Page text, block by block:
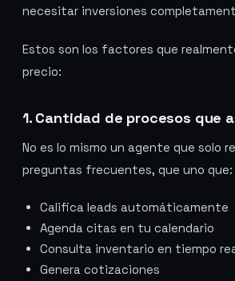
necesitar inversiones
Estos son los factores que
precio:
1. Cantidad de procesos que
No es lo mismo un agente que solo
preguntas frecuentes, que uno que:
Califica leads automáticamente
Agenda citas en tu calendario
Consulta inventario en tiempo
Genera cotizaciones